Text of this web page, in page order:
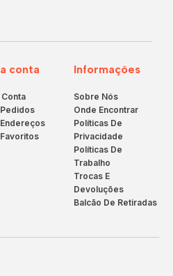
conta
Conta
Informações
Sobre Nós
Onde Encontrar
Políticas De
Privacidade
Políticas De
Trabalho
Trocas E
Devoluções
Balcão De Retiradas